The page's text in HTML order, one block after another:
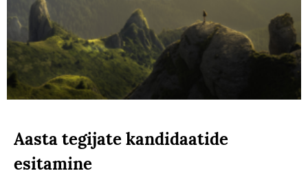
Aasta tegijate kandidaatide
esitamine